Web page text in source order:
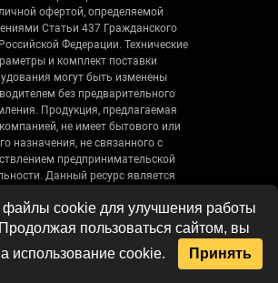
офертой, определяемой
Статьи 437 Гражданского
Федерации. Технические
и комплект поставки
могут быть изменены
без предварительного
Продукция, предлагаемая
не имеет бытового или
назначения, не связанного с
предпринимательской
Данный ресурс является
интернет-магазином и носит
информационный характер.
cookie для улучшения работы
пользоваться сайтом, вы
использование cookie.
Принять